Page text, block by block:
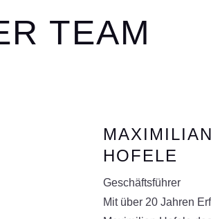
TEAM
MAXIMILIAN
HOFELE
Geschäftsführer
Mit über 20 Jahren